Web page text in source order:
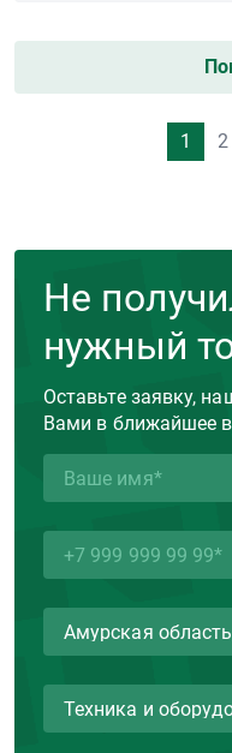
1 2
Не
нужный
Оставьте заявку,
Вами в ближайшее